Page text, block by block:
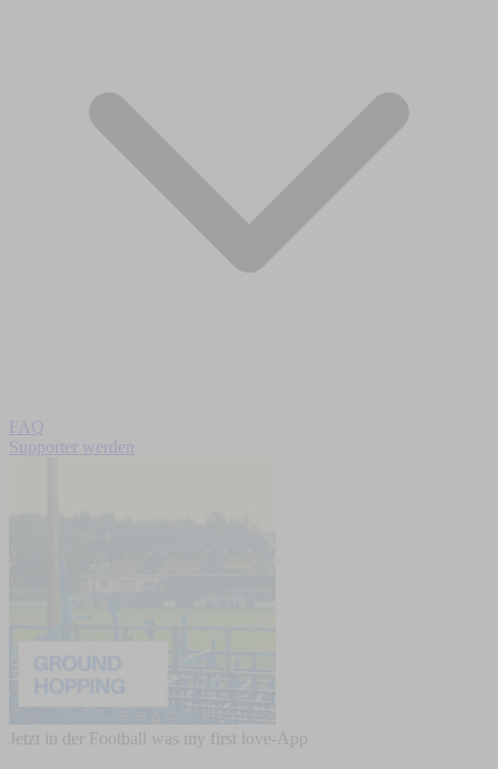
FAQ
Supporter werden
Jetzt in der Football was my first love-App